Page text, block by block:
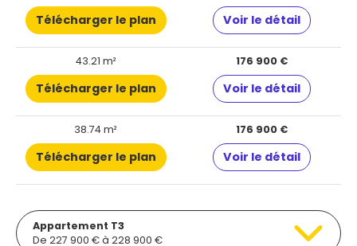
Télécharger le plan Voir le détail
43.21 m² 176 900 €
Télécharger le plan Voir le détail
38.74 m² 176 900 €
Télécharger le plan Voir le détail
Appartement T3
De 227 900 € à 228 900 €